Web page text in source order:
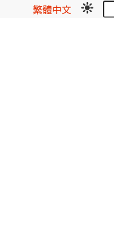
繁體中文